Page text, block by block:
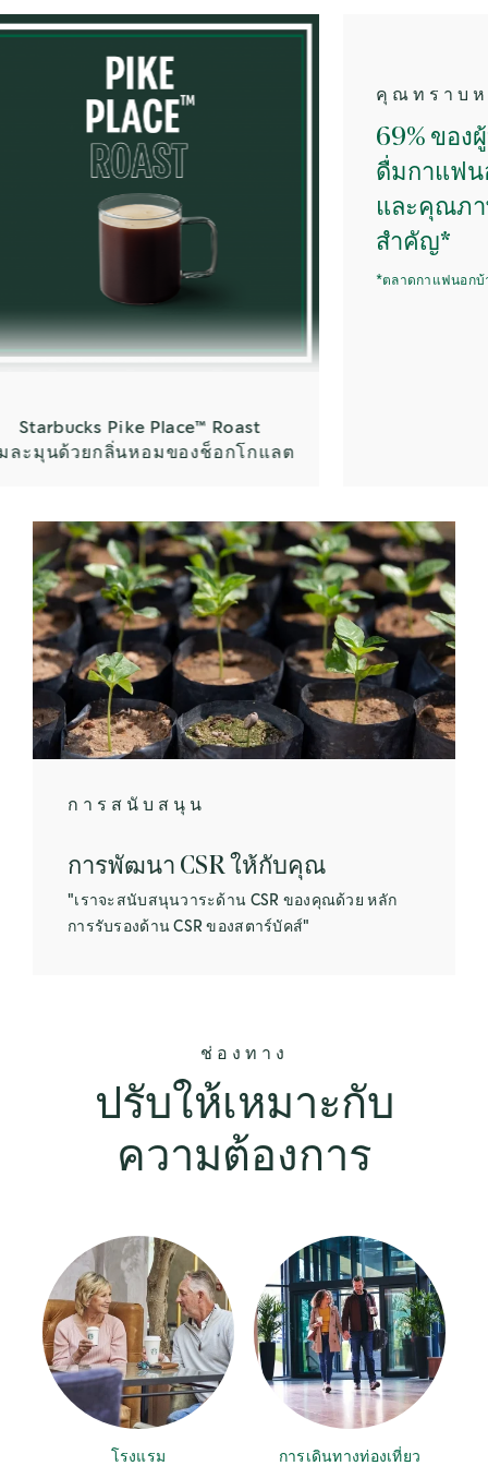
Pike Place™ Roast
วยกลิ่นหอมของช็อกโกแลต
คุณทราบหรือไม่
69% ของผู้บริโ
ดื่มกาแฟนอกบ้า
และคุณภาพขอ
สำคัญ*
*ตลาดกาแฟนอกบ้าน,
การสนับสนุน
การพัฒนา CSR ให้กับคุณ
"เราจะสนับสนุนวาระด้าน CSR ของคุณด้วย หลัก
การรับรองด้าน CSR ของสตาร์บัคส์"
ช่องทาง
ปรับให้เหมาะกับ
ความต้องการ
โรงแรม การเดินทางท่องเที่ยว